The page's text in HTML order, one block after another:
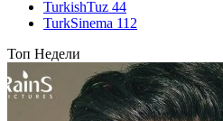
TurkishTuz 44
TurkSinema 112
Топ Недели